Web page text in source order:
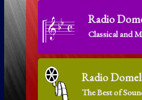
Radio
Classical and
Radio
The Best of